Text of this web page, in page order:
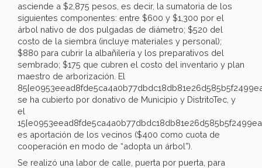
asciende a $2,875 pesos, es decir, la sumatoria de los
siguientes componentes: entre $600 y $1,300 por el
árbol nativo de dos pulgadas de diámetro; $520 del
costo de la siembra (incluye materiales y personal);
$880 para cubrir la albañilería y los preparativos del
sembrado; $175 que cubren el costo del inventario y plan
maestro de arborización. El
se ha cubierto por donativo de Municipio y DistritoTec, y
el
es aportación de los vecinos ($400 como cuota de
cooperación en modo de “adopta un árbol”).
Se realizó una labor de calle, puerta por puerta, para